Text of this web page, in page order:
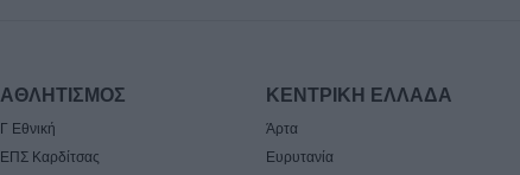
Υπεγράφη η
ΑΘΛΗΤΙΣΜΟΣ
Γ Εθνική
ΕΠΣ Καρδίτσας
ΚΕΝΤΡΙΚΗ ΕΛΛΑΔΑ
Άρτα
Ευρυτανία